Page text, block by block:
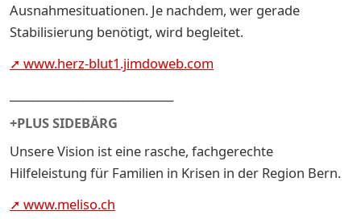
Ausnahmesituationen. Je nachdem, wer gerade
Stabilisierung benötigt, wird begleitet.
➚ www.herz-blut1.jimdoweb.com
+PLUS SIDEBÄRG
Unsere Vision ist eine rasche, fachgerechte
Hilfeleistung für Familien in Krisen in der Region Bern.
➚ www.meliso.ch